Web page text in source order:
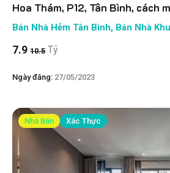
Hoa Thám, P12, Tân Bình, cách
Bán Nhà Hẻm Tân Bình, Bán Nhà
7.9 10.5 Tỷ
Ngày đăng: 27/05/2023
Nhà Bán Xác Thực